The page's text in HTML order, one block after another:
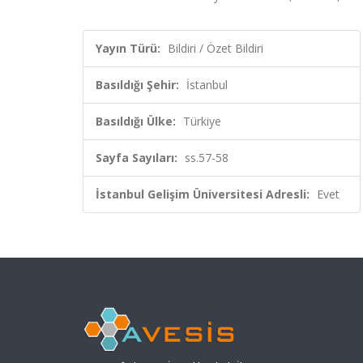
Yayın Türü: Bildiri / Özet Bildiri
Basıldığı Şehir: İstanbul
Basıldığı Ülke: Türkiye
Sayfa Sayıları: ss.57-58
İstanbul Gelişim Üniversitesi Adresli: Evet